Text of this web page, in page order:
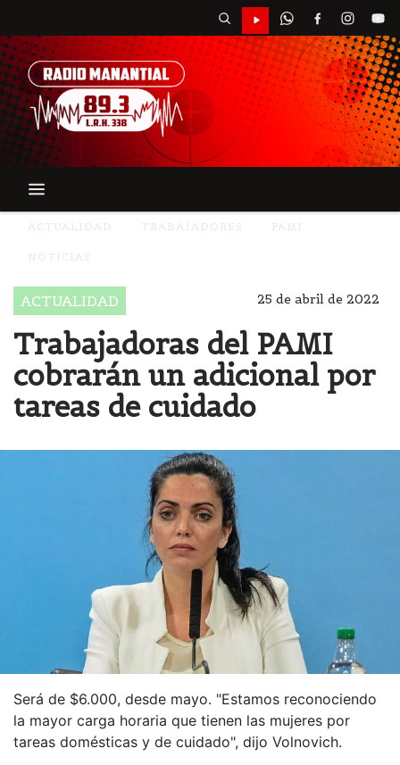
ACTUALIDAD 25 de abril de 2022
Trabajadoras del PAMI
cobrarán un adicional por
tareas de cuidado
Será de $6.000, desde mayo. "Estamos reconociendo
la mayor carga horaria que tienen las mujeres por
tareas domésticas y de cuidado", dijo Volnovich.